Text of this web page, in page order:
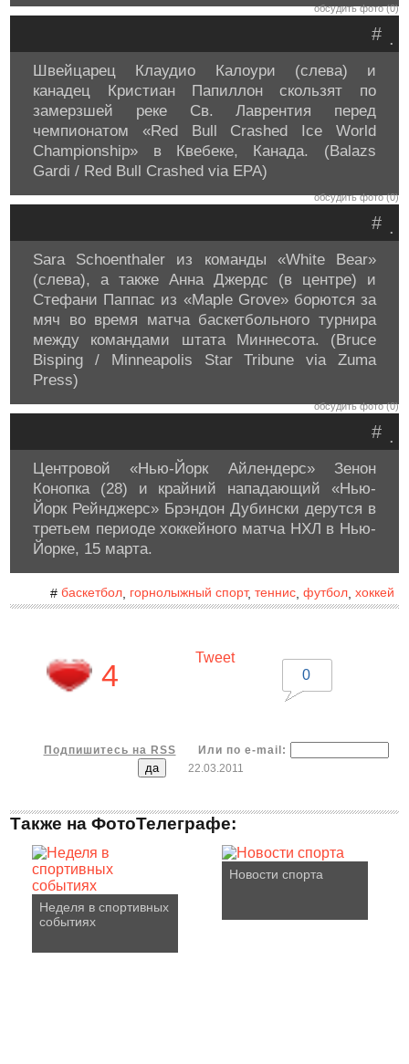
обсудить фото (0)
.
#
Швейцарец Клаудио Калоури (слева) и
канадец Кристиан Папиллон скользят по
замерзшей реке Св. Лаврентия перед
чемпионатом «Red Bull Crashed Ice World
Championship» в Квебеке, Канада. (Balazs
Gardi / Red Bull Crashed via EPA)
обсудить фото (0)
.
#
Sara Schoenthaler из команды «White Bear»
(слева), а также Анна Джердс (в центре) и
Стефани Паппас из «Maple Grove» борются за
мяч во время матча баскетбольного турнира
между командами штата Миннесота. (Bruce
Bisping / Minneapolis Star Tribune via Zuma
Press)
обсудить фото (0)
.
#
Центровой «Нью-Йорк Айлендерс» Зенон
Конопка (28) и крайний нападающий «Нью-
Йорк Рейнджерс» Брэндон Дубински дерутся в
третьем периоде хоккейного матча НХЛ в Нью-
Йорке, 15 марта.
# баскетбол, горнолыжный спорт, теннис, футбол, хоккей
4
Tweet
0
Подпишитесь на RSS
Или по e-mail:
22.03.2011
Также на ФотоТелеграфе:
Неделя в спортивных
событиях
Новости спорта